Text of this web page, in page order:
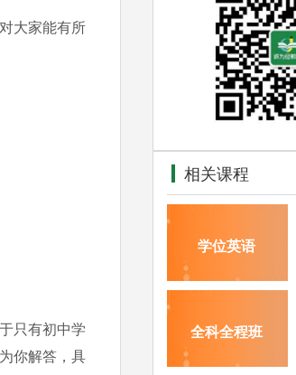
大家能有所
只有初中学
你解答，具
相关课程
学位英语
全科全程班